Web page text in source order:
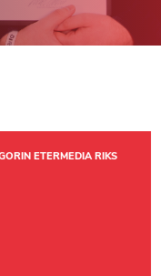
ETERMEDIA RIKS